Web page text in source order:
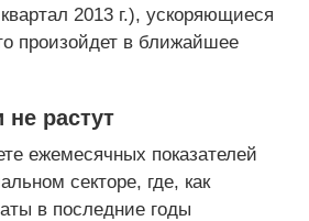
2013 г.), ускоряющиеся
произойдет в ближайшее
растут
ежемесячных показателей
секторе, где, как
в последние годы